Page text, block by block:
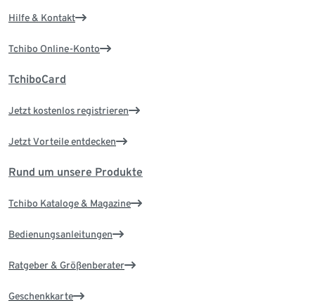
Hilfe & Kontakt
Tchibo Online-Konto
TchiboCard
Jetzt kostenlos registrieren
Jetzt Vorteile entdecken
Rund um unsere Produkte
Tchibo Kataloge & Magazine
Bedienungsanleitungen
Ratgeber & Größenberater
Geschenkkarte